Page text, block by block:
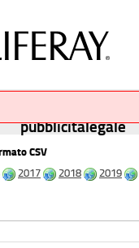
pubblicitalegale
CSV
2017 2018 2019